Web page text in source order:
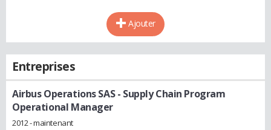
Ajouter
Entreprises
Airbus Operations SAS- Supply Chain Program
Operational Manager
2012 - maintenant